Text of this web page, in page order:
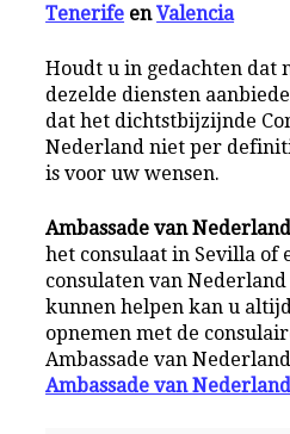
Tenerife enValencia
Houdt u in gedachten dat
dezelde diensten
dat het dichtstbijzijnde
Nederland niet per
is voor uw wensen.
Ambassade van
het consulaat in Sevilla of
consulaten van
kunnen helpen kan u
opnemen met de
Ambassade van
Ambassade van